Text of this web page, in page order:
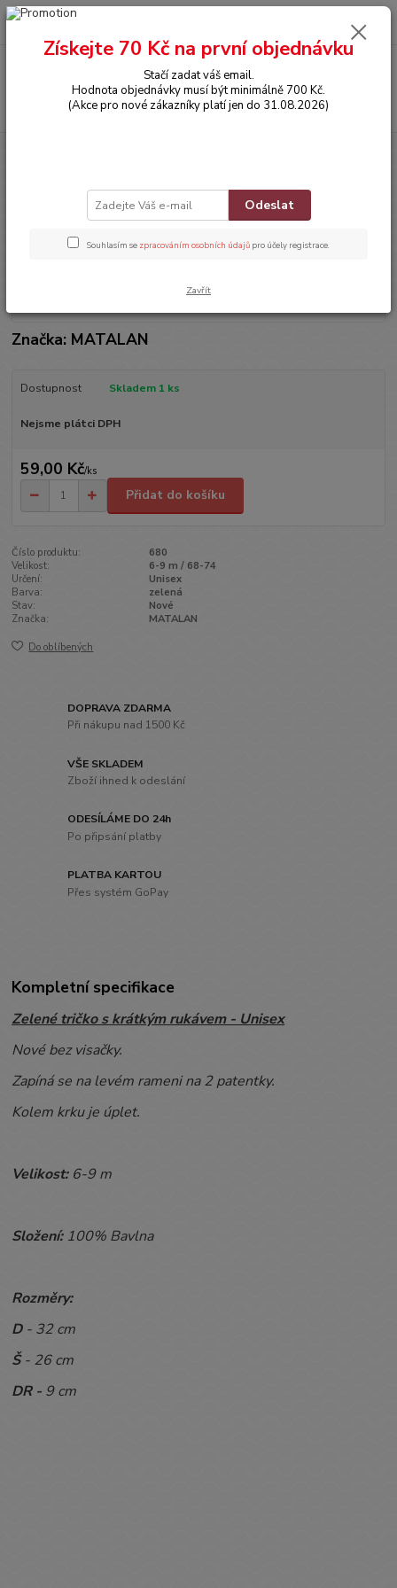
Hledat
0,00 Kč
Tričko s krátkým rukávem
Značka: MATALAN
Dostupnost Skladem 1 ks
Nejsme plátci DPH
59,00 Kč/ks
Přidat do košíku
Číslo produktu:
680
Velikost:
6-9 m / 68-74
Určení:
Unisex
Barva:
zelená
Stav:
Nové
Značka:
MATALAN
Do oblíbených
DOPRAVA ZDARMA
Při nákupu nad 1500 Kč
VŠE SKLADEM
Zboží ihned k odeslání
ODESÍLÁME DO 24h
Po připsání platby
PLATBA KARTOU
Přes systém GoPay
Kompletní specifikace
Zelené tričko s krátkým rukávem - Unisex
Nové bez visačky.
Zapíná se na levém rameni na 2 patentky.
Kolem krku je úplet.
Velikost:6-9 m
Složení: 100% Bavlna
Rozměry:
D - 32 cm
Š- 26 cm
DR - 9 cm
Získejte 70 Kč na první objednávku
Stačí zadat váš email.
Hodnota objednávky musí být minimálně 700 Kč.
(Akce pro nové zákazníky platí jen do 31.08.2026)
Odeslat
Souhlasím se zpracováním osobních údajů pro účely registrace.
Zavřít